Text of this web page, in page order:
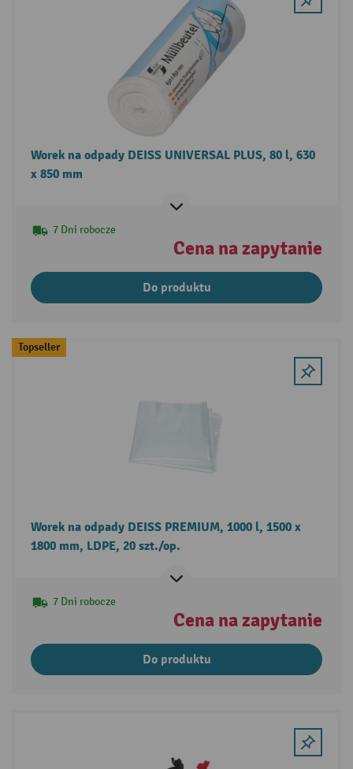
Worek na odpady DEISS UNIVERSAL PLUS, 80 l, 630
x 850 mm
7 Dni robocze
Cena na zapytanie
Do produktu
Topseller
Worek na odpady DEISS PREMIUM, 1000 l, 1500 x
1800 mm, LDPE, 20 szt./op.
7 Dni robocze
Cena na zapytanie
Do produktu